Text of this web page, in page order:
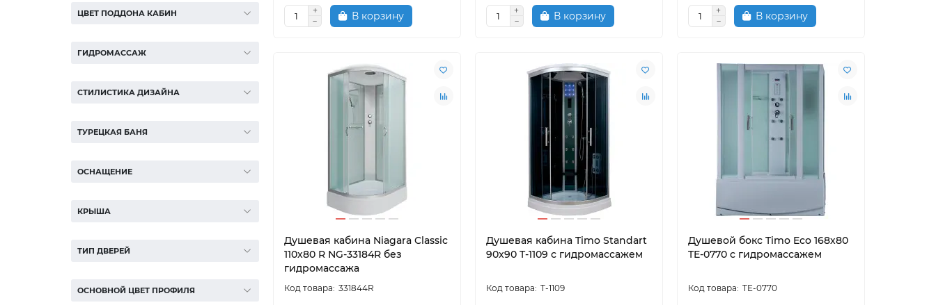
ЦВЕТ ПОДДОНА КАБИН
ГИДРОМАССАЖ
СТИЛИСТИКА ДИЗАЙНА
ТУРЕЦКАЯ БАНЯ
ОСНАЩЕНИЕ
КРЫША
ТИП ДВЕРЕЙ
ОСНОВНОЙ ЦВЕТ ПРОФИЛЯ
В корзину В корзину В корзину
Душевая кабина Niagara Classic
110х80 R NG-33184R без
гидромассажа
331844R
Душевая кабина Timo Standart
90x90 T-1109 с гидромассажем
T-1109
Душевой бокс Timo Eco 168х80
TE-0770 с гидромассажем
TE-0770